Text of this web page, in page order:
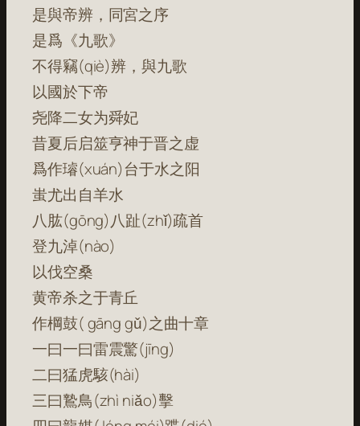
是與帝辨，同宮之序
是爲《九歌》
不得竊(qiè)辨，與九歌
以國於下帝
尧降二女为舜妃
昔夏后启筮亨神于晋之虚
爲作璿(xuán)台于水之阳
蚩尤出自羊水
八肱(gōng)八趾(zhǐ)疏首
登九淖(nào)
以伐空桑
黄帝杀之于青丘
作棡鼓( gāng gǔ)之曲十章
一曰一曰雷震驚(jīng)
二曰猛虎駭(hài)
三曰鷙鳥(zhì niǎo)擊